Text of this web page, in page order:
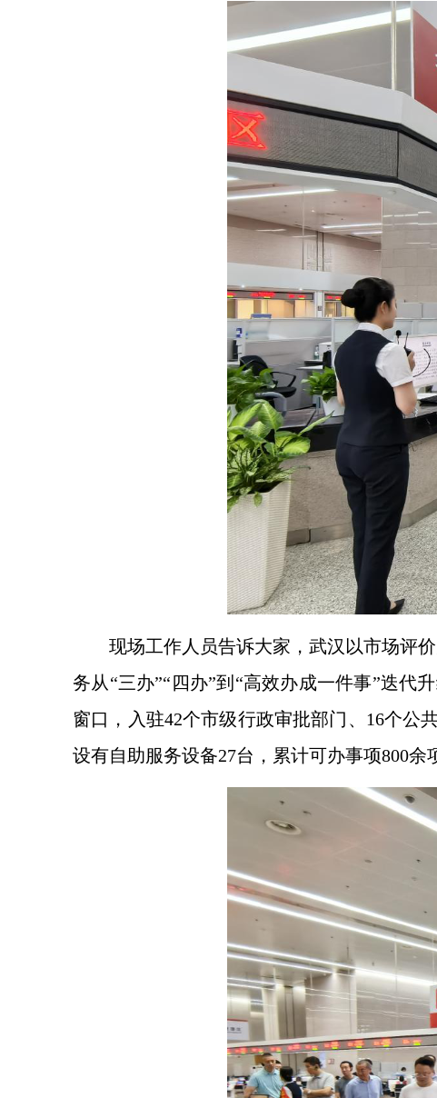
现场工作人员告诉大家，武汉以市场评
务从“三办”“四办”到“高效办成一件事”迭代
窗口，入驻42个市级行政审批部门、16个公
设有自助服务设备27台，累计可办事项800